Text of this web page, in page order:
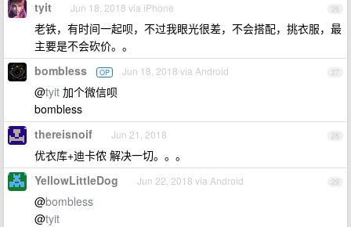
26
tyit Jun 18, 2018 via iPhone
老铁，有时间一起呗，不过我眼光很差，不会搭配，挑衣服，最
主要是不会砍价。。
27
bombless OP Jun 18, 2018 via Android
@tyit 加个微信呗
bombless
28
thereisnoif Jun 21, 2018
优衣库+迪卡侬 解决一切。。。
29
YellowLittleDog Jun 22, 2018 via Android
@bombless
@tyit